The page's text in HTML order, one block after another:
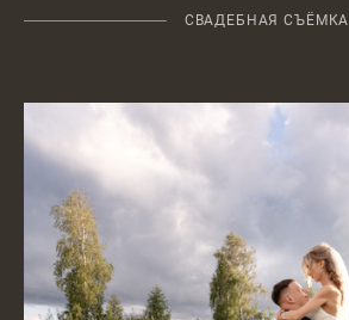
СВАДЕБНАЯ СЪЁМКА